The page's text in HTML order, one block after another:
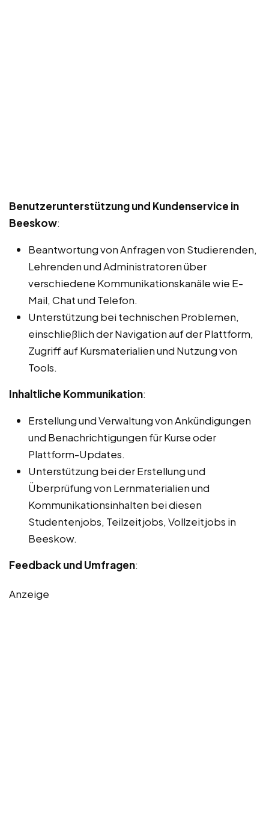
Benutzerunterstützung und Kundenservice in
Beeskow:
Beantwortung von Anfragen von Studierenden,
Lehrenden und Administratoren über
verschiedene Kommunikationskanäle wie E-
Mail, Chat und Telefon.
Unterstützung bei technischen Problemen,
einschließlich der Navigation auf der Plattform,
Zugriff auf Kursmaterialien und Nutzung von
Tools.
Inhaltliche Kommunikation:
Erstellung und Verwaltung von Ankündigungen
und Benachrichtigungen für Kurse oder
Plattform-Updates.
Unterstützung bei der Erstellung und
Überprüfung von Lernmaterialien und
Kommunikationsinhalten bei diesen
Studentenjobs, Teilzeitjobs, Vollzeitjobs in
Beeskow.
Feedback und Umfragen:
Anzeige